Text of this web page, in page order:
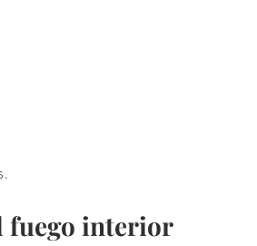
fuego interior